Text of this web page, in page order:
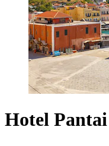
Hotel